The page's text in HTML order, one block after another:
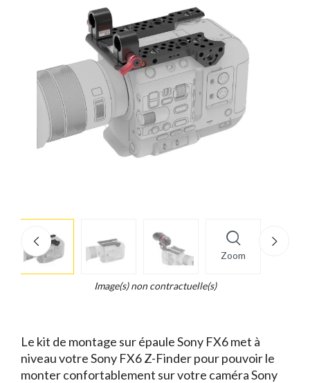
Zoom
info
Legend...
Image(s) non contractuelle(s)
Le kit de montage sur épaule Sony FX6 met à
niveau votre Sony FX6 Z-Finder pour pouvoir le
monter confortablement sur votre caméra Sony